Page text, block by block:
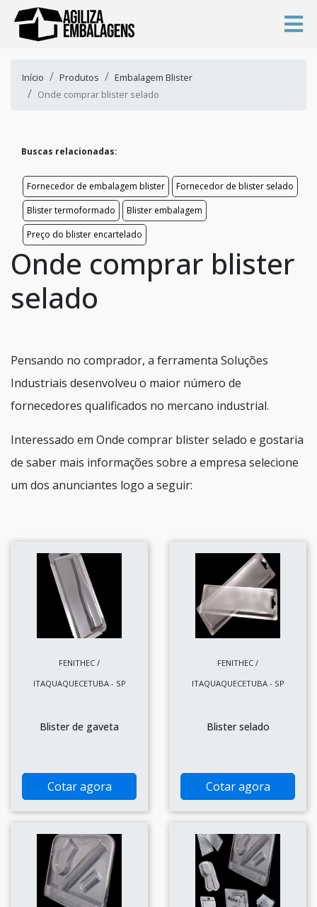
Início Produtos
Embalagem Blister
Onde comprar blister selado
Buscas relacionadas:
Fornecedor de embalagem blister
Fornecedor de blister selado
Blister termoformado
Blister embalagem
Preço do blister encartelado
Onde comprar blister
selado
Pensando no comprador, a ferramenta Soluções
Industriais desenvolveu o maior número de
fornecedores qualificados no mercano industrial.
Interessado em Onde comprar blister selado e gostaria
de saber mais informações sobre a empresa selecione
um dos anunciantes logo a seguir:
FENITHEC /
ITAQUAQUECETUBA - SP
Blister de gaveta
Cotar agora
FENITHEC /
ITAQUAQUECETUBA - SP
Blister selado
Cotar agora